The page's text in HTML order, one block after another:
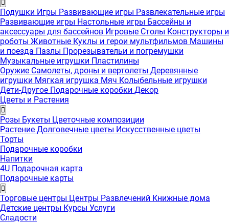
Подушки Игры Развивающие игры Развлекательные игры
Развивающие игры Настольные игры Бассейны и
аксессуары для бассейнов Игровые Столы Конструкторы и
роботы Животные Куклы и герои мультфильмов Машины
и поезда Пазлы Прорезывательи и погремушки
Музыкальные игрушки Пластилины
Оружие Самолеты, дроны и вертолеты Деревянные
игрушки Мягкая игрушка Мяч Колыбельные игрушки
Дети-Другое Подарочные коробки Декор
Цветы и Растения
Розы Букеты Цветочные композиции
Растение Долговечные цветы Искусственные цветы
Торты
Подарочные коробки
Напитки
4U Подарочная карта
Подарочные карты
Торговые центры Центры Развлечений Книжные дома
Детские центры Курсы Услуги
Сладости